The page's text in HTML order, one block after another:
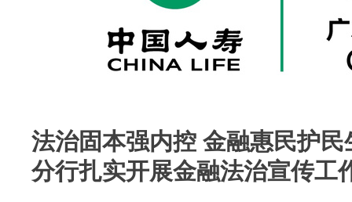
法治固本强内控 金融惠民护
分行扎实开展金融法治宣传工